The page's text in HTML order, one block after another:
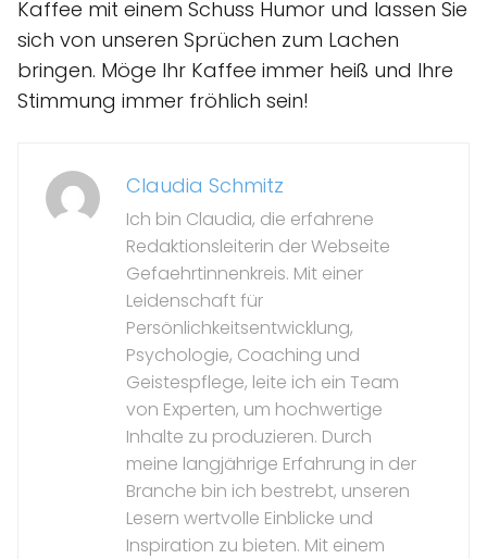
Kaffee mit einem Schuss Humor und lassen Sie
sich von unseren Sprüchen zum Lachen
bringen. Möge Ihr Kaffee immer heiß und Ihre
Stimmung immer fröhlich sein!
Claudia Schmitz
Ich bin Claudia, die erfahrene
Redaktionsleiterin der Webseite
Gefaehrtinnenkreis. Mit einer
Leidenschaft für
Persönlichkeitsentwicklung,
Psychologie, Coaching und
Geistespflege, leite ich ein Team
von Experten, um hochwertige
Inhalte zu produzieren. Durch
meine langjährige Erfahrung in der
Branche bin ich bestrebt, unseren
Lesern wertvolle Einblicke und
Inspiration zu bieten. Mit einem